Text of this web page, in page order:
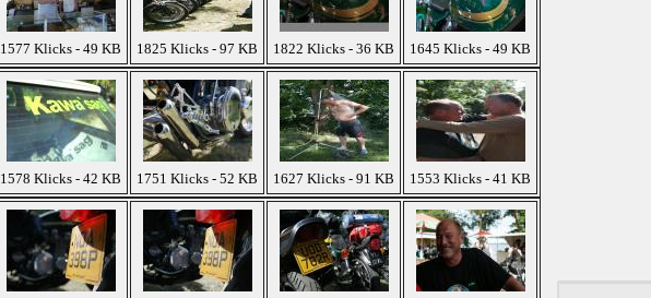
1577 Klicks - 49 KB 1825 Klicks - 97 KB 1822 Klicks - 36 KB 1645 Klicks - 49 KB
1578 Klicks - 42 KB 1751 Klicks - 52 KB 1627 Klicks - 91 KB 1553 Klicks - 41 KB